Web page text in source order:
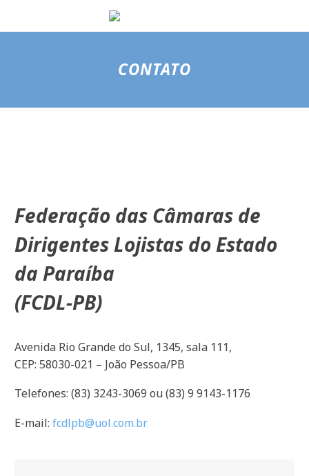
CONTATO
Federação das Câmaras de
Dirigentes Lojistas do Estado
da Paraíba
(FCDL-PB)
Avenida Rio Grande do Sul, 1345, sala 111,
CEP: 58030-021 – João Pessoa/PB
Telefones: (83) 3243-3069 ou (83) 9 9143-1176
E-mail: fcdlpb@uol.com.br